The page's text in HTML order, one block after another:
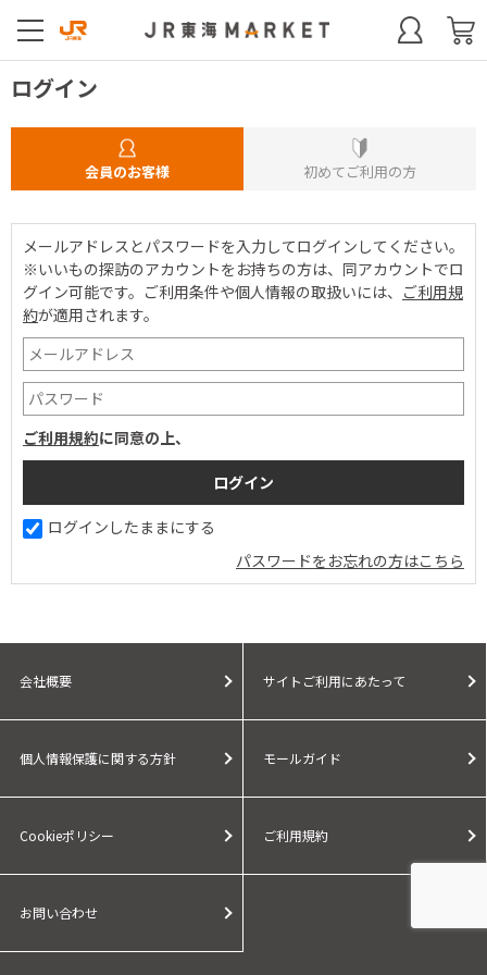
ログイン
会員のお客様 初めてご利用の方
メールアドレスとパスワードを入力してログインしてください。
※いいもの探訪のアカウントをお持ちの方は、同アカウントでロ
グイン可能です。 ご利用条件や個人情報の取扱いには、 ご利用規
約が適用されます。
ご利用規約に同意の上、
ログインしたままにする
パスワードをお忘れの方はこちら
会社概要 サイトご利用にあたって
個人情報保護に関する方針 モールガイド
Cookieポリシー ご利用規約
お問い合わせ